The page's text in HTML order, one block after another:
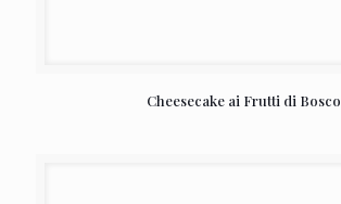
Cheesecake ai Frutti di Bosco